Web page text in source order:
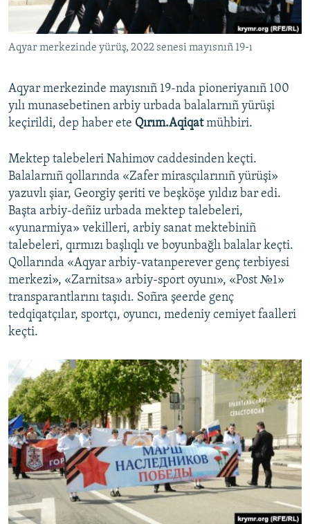
Українською
QOŞULIÑIZ!
RFE/RS bütün saytları
Aqyar merkezinde yürüş, 2022 senesi mayısnıñ 19-ı
Aqyar merkezinde mayısnıñ 19-nda pioneriyanıñ 100
yılı munasebetinen arbiy urbada balalarnıñ yürüşi
keçirildi, dep haber ete Qırım.Aqiqatmühbiri.
Mektep talebeleri Nahimov caddesinden keçti.
Balalarnıñ qollarında «Zafer mirasçılarınıñ yürüşi»
yazuvlı şiar, Georgiy şeriti ve beşköşe yıldız bar edi.
Başta arbiy-deñiz urbada mektep talebeleri,
«yunarmiya» vekilleri, arbiy sanat mektebiniñ
talebeleri, qırmızı başlıqlı ve boyunbağlı balalar keçti.
Qollarında «Aqyar arbiy-vatanperever genç terbiyesi
merkezi», «Zarnitsa» arbiy-sport oyunı», «Post №1»
transparantlarını taşıdı. Soñra şeerde genç
tedqiqatçılar, sportçı, oyuncı, medeniy cemiyet faalleri
keçti.